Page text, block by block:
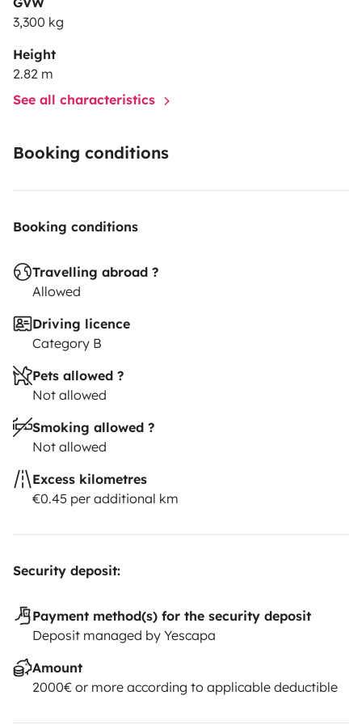
3,300 kg
Height
2.82 m
See all characteristics
Booking conditions
Booking conditions
Travelling abroad ?
Allowed
Driving licence
Category B
Pets allowed ?
Not allowed
Smoking allowed ?
Not allowed
Excess kilometres
€0.45 per additional km
Security deposit:
Payment method(s) for the security deposit
Deposit managed by Yescapa
Amount
2000€ or more according to applicable deductible